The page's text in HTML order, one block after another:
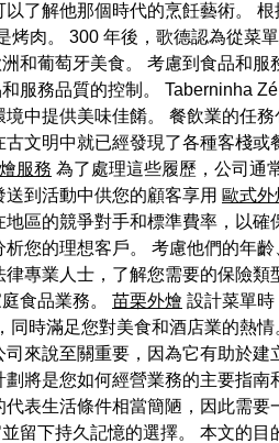
了解他那個時代的烹飪藝術。
烤肉。 300 年後，歌德認為從菜
和葡萄牙美食。 考慮到食品和服
服務品質的控制。 Taberninha
中提供美味佳餚。 餐飲業的任
文明中就已經發現了各種客棧
服務 為了處理這些履歷，公司通
到活動中供您的顧客享用 歐式外
區的競爭對手和標準費率，以
您的理想客戶。 考慮他們的年
專業人士，了解您需要的保險類
食品業務。 苗栗外燴 設計菜單
時滿足您對美食和酒店業的熱
來說至關重要，因為它有助於
將是您如何經營業務的主要指
表生活條件相當簡陋，因此需
留下持久記憶的選擇。 本文的